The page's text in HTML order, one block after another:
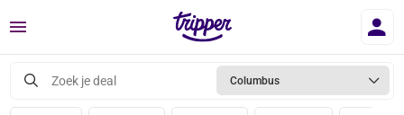
Menu
Zoek je deal Columbus